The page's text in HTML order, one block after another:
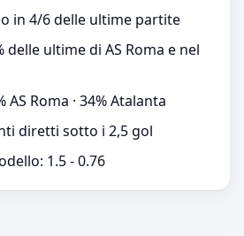
in 4/6 delle ultime partite
delle ultime di AS Roma e nel
AS Roma · 34% Atalanta
diretti sotto i 2,5 gol
1.5 - 0.76